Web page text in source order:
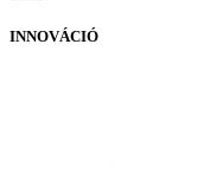
INNOVÁCIÓ